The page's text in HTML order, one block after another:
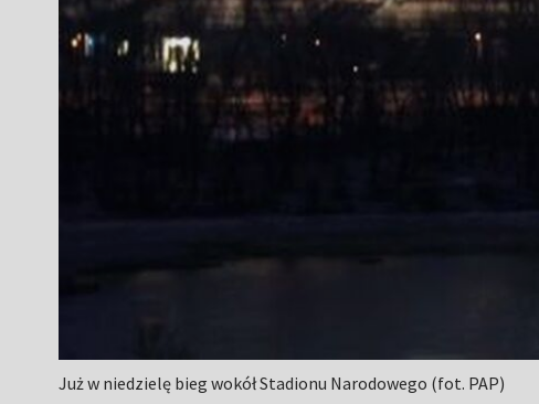
Już w niedzielę bieg wokół Stadionu Narodowego (fot. PAP)